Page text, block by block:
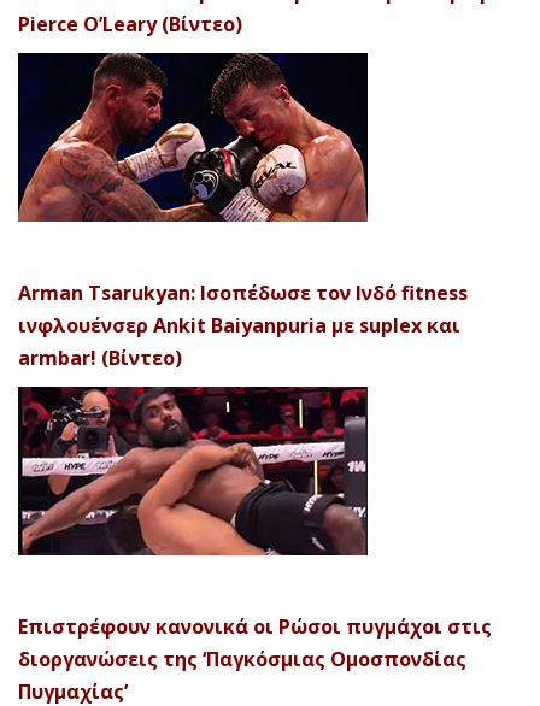
Pierce O’Leary (Βίντεο)
Arman Tsarukyan: Ισοπέδωσε τον Ινδό fitness
ινφλουένσερ Ankit Baiyanpuria με suplex και
armbar! (Βίντεο)
Επιστρέφουν κανονικά οι Ρώσοι πυγμάχοι στις
διοργανώσεις της ‘Παγκόσμιας Ομοσπονδίας
Πυγμαχίας’